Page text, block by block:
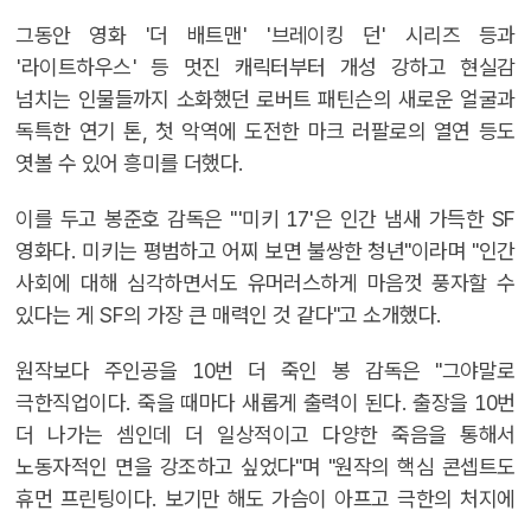
그동안 영화 '더 배트맨' '브레이킹 던' 시리즈 등과
'라이트하우스' 등 멋진 캐릭터부터 개성 강하고 현실감
넘치는 인물들까지 소화했던 로버트 패틴슨의 새로운 얼굴과
독특한 연기 톤, 첫 악역에 도전한 마크 러팔로의 열연 등도
엿볼 수 있어 흥미를 더했다.
이를 두고 봉준호 감독은 "'미키 17'은 인간 냄새 가득한 SF
영화다. 미키는 평범하고 어찌 보면 불쌍한 청년"이라며 "인간
사회에 대해 심각하면서도 유머러스하게 마음껏 풍자할 수
있다는 게 SF의 가장 큰 매력인 것 같다"고 소개했다.
원작보다 주인공을 10번 더 죽인 봉 감독은 "그야말로
극한직업이다. 죽을 때마다 새롭게 출력이 된다. 출장을 10번
더 나가는 셈인데 더 일상적이고 다양한 죽음을 통해서
노동자적인 면을 강조하고 싶었다"며 "원작의 핵심 콘셉트도
휴먼 프린팅이다. 보기만 해도 가슴이 아프고 극한의 처지에